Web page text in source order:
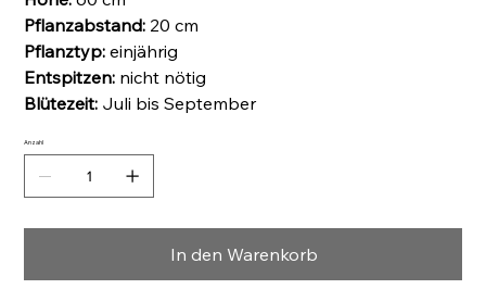
Pflanzabstand: 20 cm
Pflanztyp:einjährig
Entspitzen: nicht nötig
Blütezeit: Juli bis September
Anzahl
In den Warenkorb